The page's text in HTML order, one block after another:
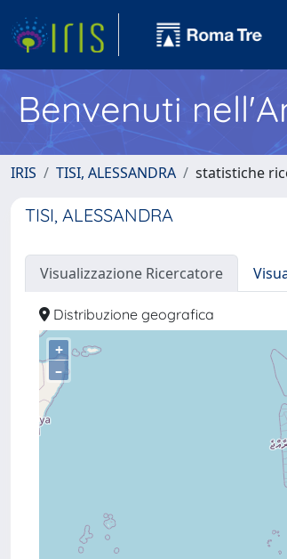
Benvenuti
IRIS TISI, ALESSANDRA statistiche
TISI, ALESSANDRA
Visualizzazione Ricercatore
Distribuzione geografica
+
–